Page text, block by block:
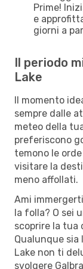
Prime!
e
giorni a
Il periodo
Lake
Il momento
sempre dalle
meteo della
preferiscono
temono le
visitare la
meno affollati.
Ami
la folla? O sei
scoprire la tua
Qualunque sia
Lake non ti
svolgere